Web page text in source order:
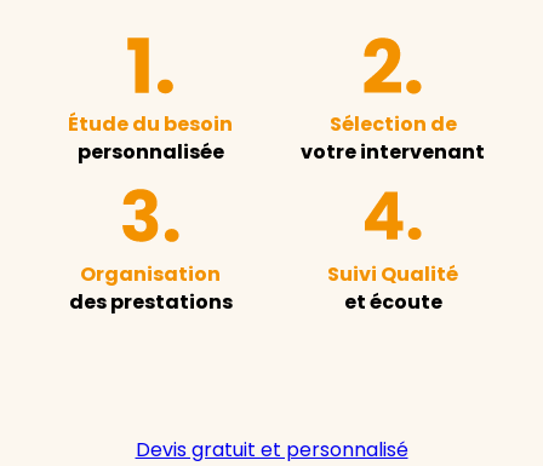
Étude du besoin
personnalisée
Sélection de
votre intervenant
Organisation
des prestations
Suivi Qualité
et écoute
Devis gratuit et personnalisé